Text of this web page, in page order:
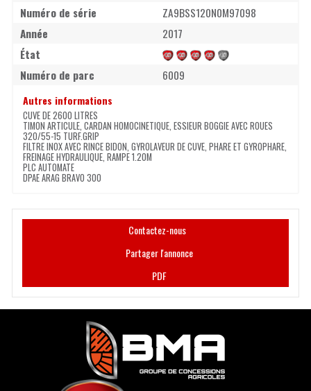
Numéro de série
ZA9BSS120N0M97098
Année
2017
État
Numéro de parc
6009
Autres informations
CUVE DE 2600 LITRES
TIMON ARTICULE, CARDAN HOMOCINETIQUE, ESSIEUR BOGGIE AVEC ROUES
320/55-15 TURF.GRIP
FILTRE INOX AVEC RINCE BIDON, GYROLAVEUR DE CUVE, PHARE ET GYROPHARE,
FREINAGE HYDRAULIQUE, RAMPE 1.20M
PLC AUTOMATE
DPAE ARAG BRAVO 300
Contactez-nous
Partager l'annonce
PDF